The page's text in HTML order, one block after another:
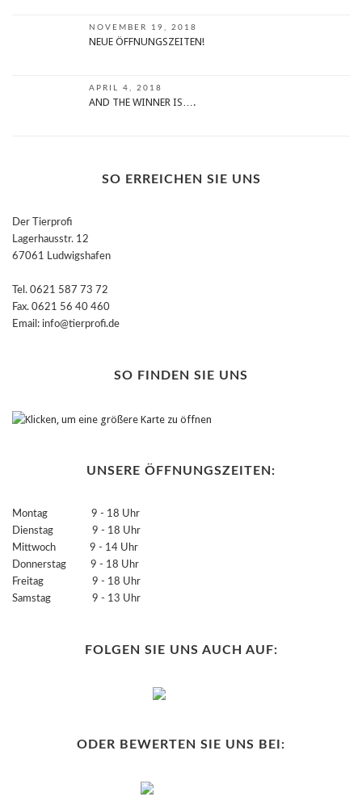
NOVEMBER 19, 2018
NEUE ÖFFNUNGSZEITEN!
APRIL 4, 2018
AND THE WINNER IS….
SO ERREICHEN SIE UNS
Der Tierprofi
Lagerhausstr. 12
67061 Ludwigshafen
Tel. 0621 587 73 72
Fax. 0621 56 40 460
Email: info@tierprofi.de
SO FINDEN SIE UNS
UNSERE ÖFFNUNGSZEITEN:
Montag 9 - 18 Uhr
Dienstag 9 - 18 Uhr
Mittwoch 9 - 14 Uhr
Donnerstag 9 - 18 Uhr
Freitag 9 - 18 Uhr
Samstag 9 - 13 Uhr
FOLGEN SIE UNS AUCH AUF:
ODER BEWERTEN SIE UNS BEI: